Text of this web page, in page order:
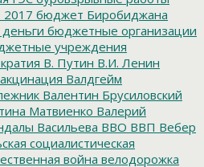
бюджет Биробиджана
бюджетные организации
учреждения
В. Путин В.И. Ленин
Валдгейм
Валентин Брусиловский
Матвиенко Валерий
Васильева ВВО ВВП Вебер
социалистическая
война велодорожка